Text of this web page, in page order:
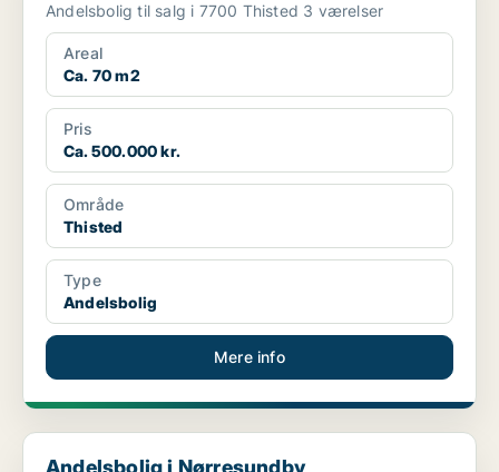
Andelsbolig til salg i 7700 Thisted 3 værelser
Areal
Ca. 70 m2
Pris
Ca. 500.000 kr.
Område
Thisted
Type
Andelsbolig
Mere info
Andelsbolig i Nørresundby
Andelsbolig i Nørresundby